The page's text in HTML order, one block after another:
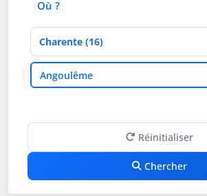
Où ?
Département
VilleAngoulême
Réinitialiser
Chercher